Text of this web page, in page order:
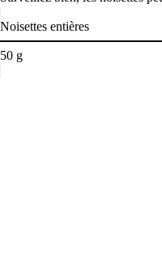
Noisettes entières
50 g